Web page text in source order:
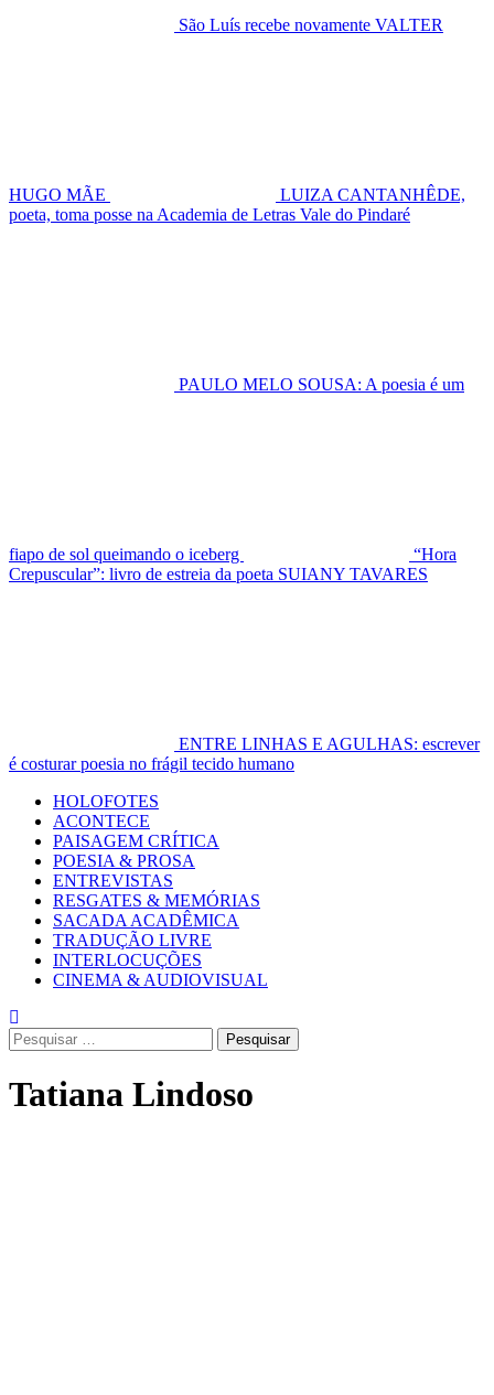
São Luís recebe novamente VALTER
HUGO MÃE
LUIZA CANTANHÊDE,
poeta, toma posse na Academia de Letras Vale do Pindaré
PAULO MELO SOUSA: A poesia é um
fiapo de sol queimando o iceberg
“Hora
Crepuscular”: livro de estreia da poeta SUIANY TAVARES
ENTRE LINHAS E AGULHAS: escrever
é costurar poesia no frágil tecido humano
Primary
Menu
HOLOFOTES
ACONTECE
PAISAGEM CRÍTICA
POESIA & PROSA
ENTREVISTAS
RESGATES & MEMÓRIAS
SACADA ACADÊMICA
TRADUÇÃO LIVRE
INTERLOCUÇÕES
CINEMA & AUDIOVISUAL
Pesquisar
por:
Tatiana Lindoso